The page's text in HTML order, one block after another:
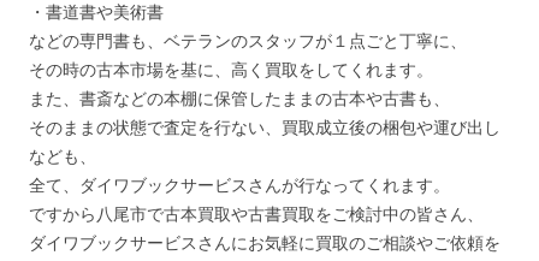
・書道書や美術書
などの専門書も、ベテランのスタッフが１点ごと丁寧に、
その時の古本市場を基に、高く買取をしてくれます。
また、書斎などの本棚に保管したままの古本や古書も、
そのままの状態で査定を行ない、買取成立後の梱包や運び出し
なども、
全て、ダイワブックサービスさんが行なってくれます。
ですから八尾市で古本買取や古書買取をご検討中の皆さん、
ダイワブックサービスさんにお気軽に買取のご相談やご依頼を